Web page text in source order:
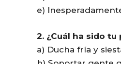
e)
2. ¿Cuál ha sido
a) Ducha fría y